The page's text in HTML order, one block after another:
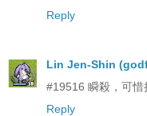
Reply
Lin Jen-Shin
#19516 瞬殺，可惜
Reply